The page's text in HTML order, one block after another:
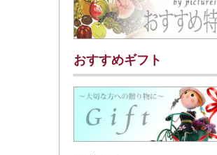
おすすめギフト